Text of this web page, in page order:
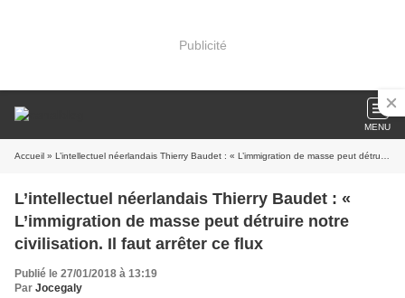
Publicité
MENU
Accueil » L’intellectuel néerlandais Thierry Baudet : « L’immigration de masse peut détruire notre civilisation. Il faut arrêter ce flux
L’intellectuel néerlandais Thierry Baudet : «
L’immigration de masse peut détruire notre
civilisation. Il faut arrêter ce flux
Publié le 27/01/2018 à 13:19
Par Jocegaly